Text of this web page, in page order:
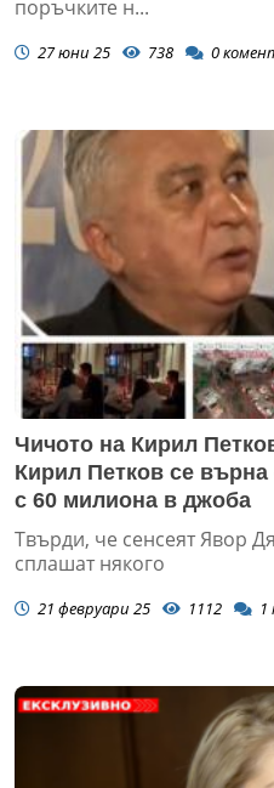
поръчките н...
27 юни 25 738 0
Чичото на Кирил
Кирил Петков се върна
с 60 милиона в джоба
Твърди, че сенсеят Явор
сплашат някого
21 февруари 25 1112 1